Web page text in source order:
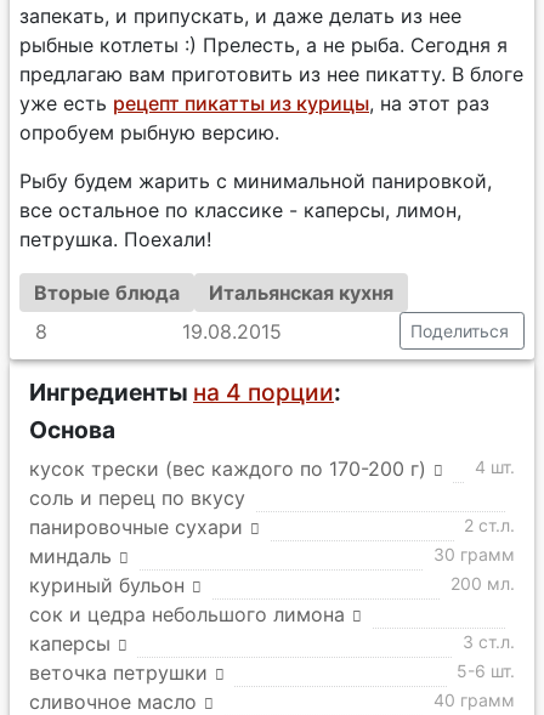
запекать, и припускать, и даже делать из нее
рыбные котлеты :) Прелесть, а не рыба. Сегодня я
предлагаю вам приготовить из нее пикатту. В блоге
уже есть рецепт пикатты из курицы, на этот раз
опробуем рыбную версию.
Рыбу будем жарить с минимальной панировкой,
все остальное по классике - каперсы, лимон,
петрушка. Поехали!
Вторые блюда
Итальянская кухня
8
19.08.2015 Поделиться
Ингредиенты на 4 порции:
Основа
кусок трески (вес каждого по 170-200 г) 4 шт.
соль и перец по вкусу
панировочные сухари
2 ст.л.
миндаль 30 грамм
куриный бульон 200 мл.
сок и цедра небольшого лимона
каперсы
3 ст.л.
веточка петрушки 5-6 шт.
сливочное масло 40 грамм